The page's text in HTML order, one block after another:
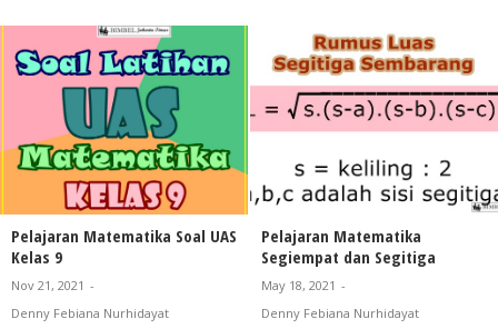
Pelajaran Matematika Soal UAS
Kelas 9
Nov 21, 2021 -
Denny Febiana Nurhidayat
Pelajaran Matematika
Segiempat dan Segitiga
May 18, 2021 -
Denny Febiana Nurhidayat